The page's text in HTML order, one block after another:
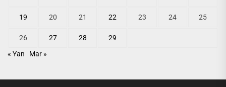
19 20 21 22 23 24 25
26 27 28
29
« Yan
Mar »